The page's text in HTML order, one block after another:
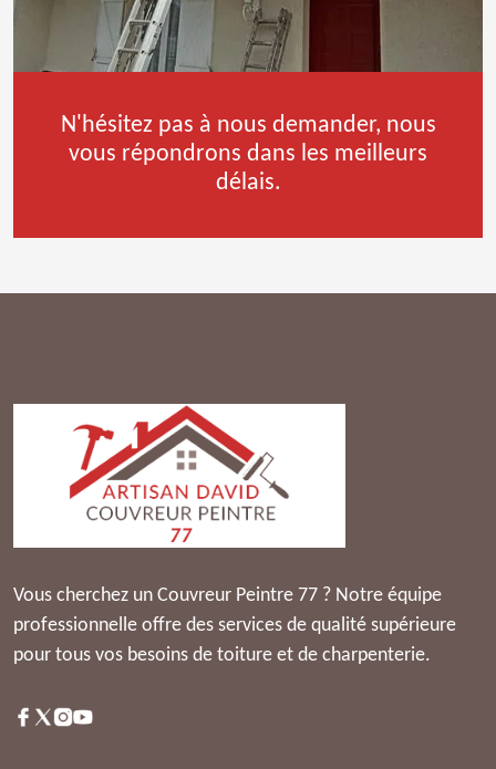
N'hésitez pas à nous demander, nous
vous répondrons dans les meilleurs
délais.
Vous cherchez un Couvreur Peintre 77 ? Notre équipe
professionnelle offre des services de qualité supérieure
pour tous vos besoins de toiture et de charpenterie.